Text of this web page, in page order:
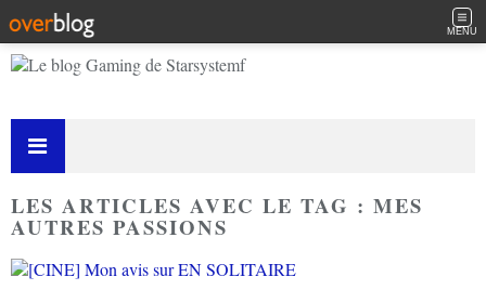
MENU
LES ARTICLES AVEC LE TAG : MES
AUTRES PASSIONS